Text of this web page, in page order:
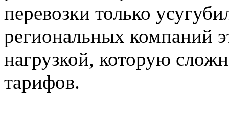
перевозки только
региональных компаний
нагрузкой, которую
тарифов.